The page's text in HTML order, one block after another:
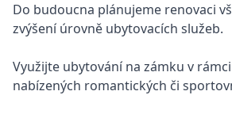
Do budoucna plánujeme renovaci
zvýšení úrovně ubytovacích služeb.
Využijte ubytování na zámku v
nabízených romantických či